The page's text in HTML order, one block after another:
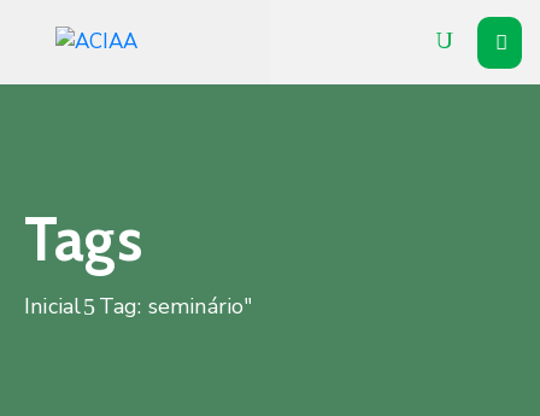
Associados
Soluções
Tags
Inicial Tag: seminário"